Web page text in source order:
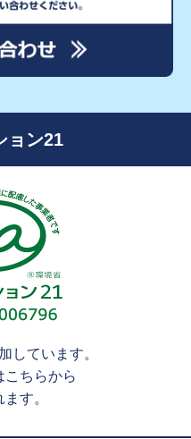
ョン21
しています。
こちらから
す。